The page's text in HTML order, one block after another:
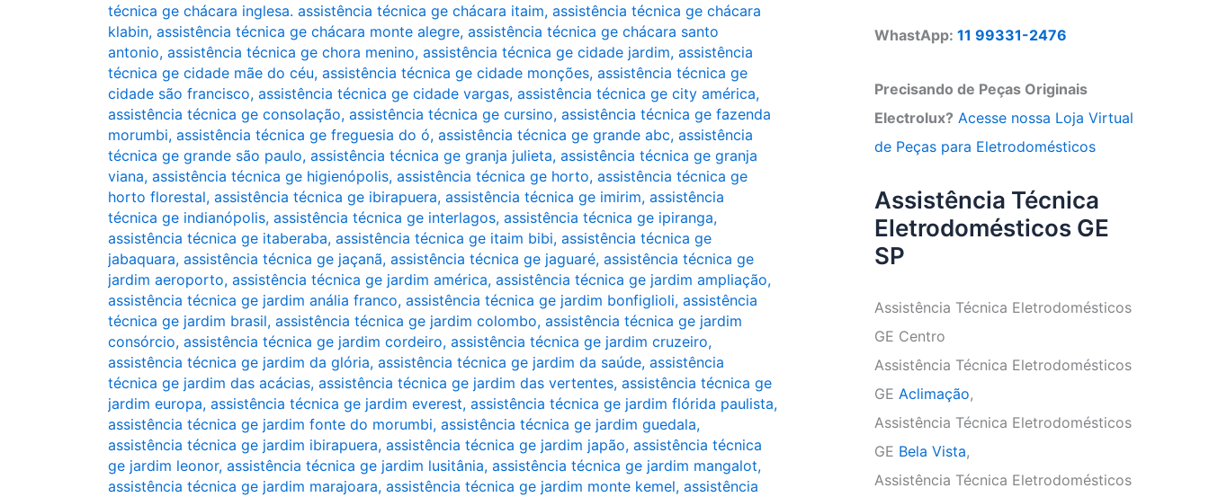
técnica ge chácara inglesa. assistência técnica ge chácara itaim, assistência técnica ge chácara
klabin, assistência técnica ge chácara monte alegre, assistência técnica ge chácara santo
antonio, assistência técnica ge chora menino, assistência técnica ge cidade jardim, assistência
técnica ge cidade mãe do céu, assistência técnica ge cidade monções, assistência técnica ge
cidade são francisco, assistência técnica ge cidade vargas, assistência técnica ge city américa,
assistência técnica ge consolação, assistência técnica ge cursino, assistência técnica ge fazenda
morumbi, assistência técnica ge freguesia do ó, assistência técnica ge grande abc, assistência
técnica ge grande são paulo, assistência técnica ge granja julieta, assistência técnica ge granja
viana, assistência técnica ge higienópolis, assistência técnica ge horto, assistência técnica ge
horto florestal, assistência técnica ge ibirapuera, assistência técnica ge imirim, assistência
técnica ge indianópolis, assistência técnica ge interlagos, assistência técnica ge ipiranga,
assistência técnica ge itaberaba, assistência técnica ge itaim bibi, assistência técnica ge
jabaquara, assistência técnica ge jaçanã, assistência técnica ge jaguaré, assistência técnica ge
jardim aeroporto, assistência técnica ge jardim américa, assistência técnica ge jardim ampliação,
assistência técnica ge jardim anália franco, assistência técnica ge jardim bonfiglioli, assistência
técnica ge jardim brasil, assistência técnica ge jardim colombo, assistência técnica ge jardim
consórcio, assistência técnica ge jardim cordeiro, assistência técnica ge jardim cruzeiro,
assistência técnica ge jardim da glória, assistência técnica ge jardim da saúde, assistência
técnica ge jardim das acácias, assistência técnica ge jardim das vertentes, assistência técnica ge
jardim europa, assistência técnica ge jardim everest, assistência técnica ge jardim flórida paulista,
assistência técnica ge jardim fonte do morumbi, assistência técnica ge jardim guedala,
assistência técnica ge jardim ibirapuera, assistência técnica ge jardim japão, assistência técnica
ge jardim leonor, assistência técnica ge jardim lusitânia, assistência técnica ge jardim mangalot,
assistência técnica ge jardim marajoara, assistência técnica ge jardim monte kemel, assistência
WhastApp: 11 99331-2476
Precisando de Peças Originais
Electrolux? Acesse nossa Loja Virtual
de Peças para Eletrodomésticos
Assistência Técnica
Eletrodomésticos GE
SP
Assistência Técnica Eletrodomésticos
GE Centro
Assistência Técnica Eletrodomésticos
GE Aclimação,
Assistência Técnica Eletrodomésticos
GE Bela Vista,
Assistência Técnica Eletrodomésticos